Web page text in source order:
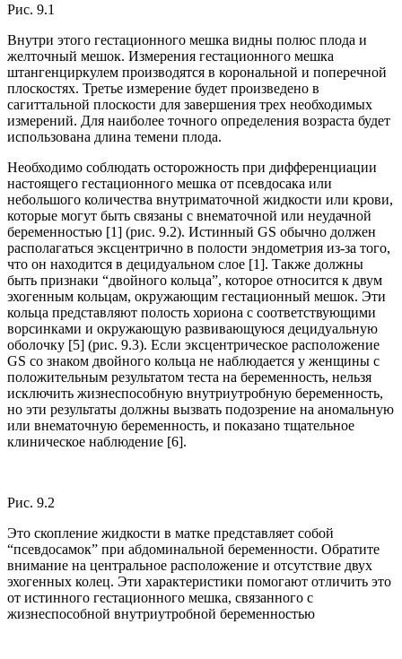
Рис. 9.1
Внутри этого гестационного мешка видны полюс плода и
желточный мешок. Измерения гестационного мешка
штангенциркулем производятся в корональной и поперечной
плоскостях. Третье измерение будет произведено в
сагиттальной плоскости для завершения трех необходимых
измерений. Для наиболее точного определения возраста будет
использована длина темени плода.
Необходимо соблюдать осторожность при дифференциации
настоящего гестационного мешка от псевдосака или
небольшого количества внутриматочной жидкости или крови,
которые могут быть связаны с внематочной или неудачной
беременностью [1] (рис. 9.2). Истинный GS обычно должен
располагаться эксцентрично в полости эндометрия из-за того,
что он находится в децидуальном слое [1]. Также должны
быть признаки “двойного кольца”, которое относится к двум
эхогенным кольцам, окружающим гестационный мешок. Эти
кольца представляют полость хориона с соответствующими
ворсинками и окружающую развивающуюся децидуальную
оболочку [5] (рис. 9.3). Если эксцентрическое расположение
GS со знаком двойного кольца не наблюдается у женщины с
положительным результатом теста на беременность, нельзя
исключить жизнеспособную внутриутробную беременность,
но эти результаты должны вызвать подозрение на аномальную
или внематочную беременность, и показано тщательное
клиническое наблюдение [6].
Рис. 9.2
Это скопление жидкости в матке представляет собой
“псевдосамок” при абдоминальной беременности. Обратите
внимание на центральное расположение и отсутствие двух
эхогенных колец. Эти характеристики помогают отличить это
от истинного гестационного мешка, связанного с
жизнеспособной внутриутробной беременностью